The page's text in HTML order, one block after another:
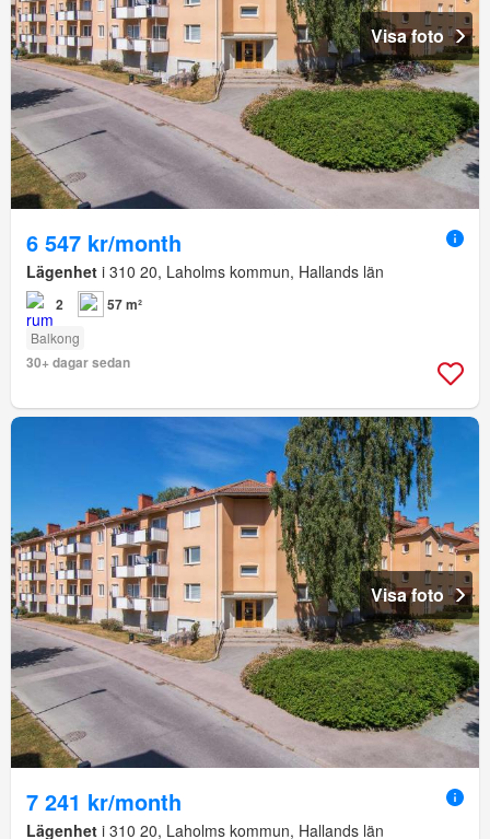
Visa foto
6 547 kr/month
Lägenhet i 310 20, Laholms kommun, Hallands län
2 57 m²
Balkong
30+ dagar sedan
Visa foto
7 241 kr/month
Lägenhet i 310 20, Laholms kommun, Hallands län